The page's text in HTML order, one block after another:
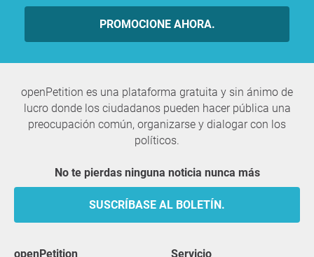
PROMOCIONE AHORA.
openPetition es una plataforma gratuita y sin ánimo de
lucro donde los ciudadanos pueden hacer pública una
preocupación común, organizarse y dialogar con los
políticos.
No te pierdas ninguna noticia nunca más
SUSCRÍBASE AL BOLETÍN.
openPetition servicio